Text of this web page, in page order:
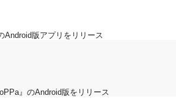
Android版アプリをリリース
』のAndroid版をリリース